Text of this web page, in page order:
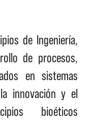
de Ingeniería,
de procesos,
en sistemas
innovación y el
bioéticos